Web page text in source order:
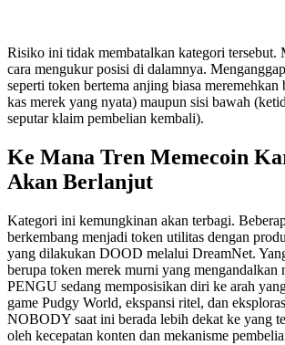
Risiko ini tidak membatalkan kategori tersebut.
cara mengukur posisi di dalamnya.
seperti token bertema anjing biasa meremehkan
kas merek yang nyata) maupun sisi bawah
seputar klaim pembelian kembali).
Ke Mana Tren Memecoin
Akan Berlanjut
Kategori ini kemungkinan akan terbagi.
berkembang menjadi token utilitas dengan
yang dilakukan DOOD melalui DreamNet.
berupa token merek murni yang mengandalkan
PENGU sedang memposisikan diri ke arah
game Pudgy World, ekspansi ritel, dan
NOBODY saat ini berada lebih dekat ke yang
oleh kecepatan konten dan mekanisme